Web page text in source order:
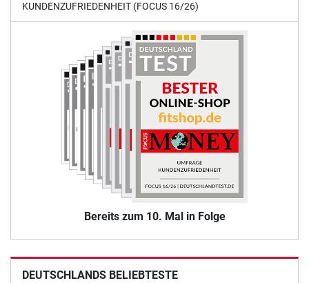
KUNDENZUFRIEDENHEIT (FOCUS 16/26)
Bereits zum 10. Mal in Folge
DEUTSCHLANDS BELIEBTESTE